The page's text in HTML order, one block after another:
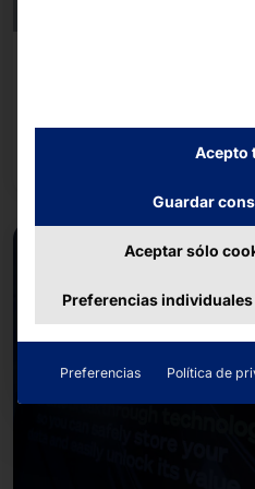
Acepto
Guardar
Aceptar sólo
Preferencias
Preferencias Política de